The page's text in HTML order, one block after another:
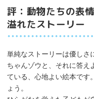
評：動物たちの表
溢れたストーリー
単純なストーリーは優しさ
ちゃんゾウと、それに答え
ている、心地よい絵本です
ょう。